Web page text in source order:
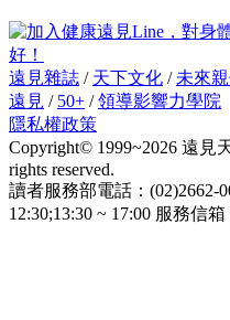
好！
遠見雜誌 / 天下文化 / 未來
遠見 / 50+ /領導影響力學院
隱私權政策
Copyright© 1999~2026 遠
rights reserved.
讀者服務部電話：
12:30;13:30 ~ 17:00 服務信箱